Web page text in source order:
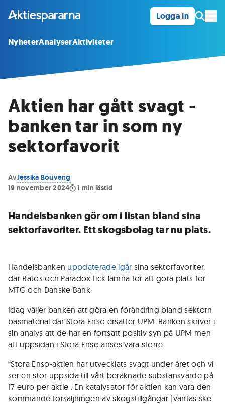
Logga in
NyheterAnalyserAktiviteter
Aktien har gått svagt -
banken tar in som ny
sektorfavorit
AvJessika Bouveng
19 november 2024
1 min lästid
Handelsbanken gör om i listan bland sina
sektorfavoriter. Ett skogsbolag tar nu plats.
Handelsbanken uppdaterade igår sina sektorfavoriter
där Ratos och Paradox fick lämna för att göra plats för
MTG och Danske Bank.
Idag väljer banken att göra en förändring bland sektorn
basmaterial där Stora Enso ersätter UPM. Banken skriver i
sin analys att de har en fortsatt positiv syn på UPM men
att uppsidan i Stora Enso anses vara större.
“Stora Enso-aktien har utvecklats svagt under året och vi
ser en stor uppsida till vårt beräknade substansvärde på
17 euro per aktie . En katalysator för aktien kan vara den
kommande försäljningen av skogstillgångar (väntas ske